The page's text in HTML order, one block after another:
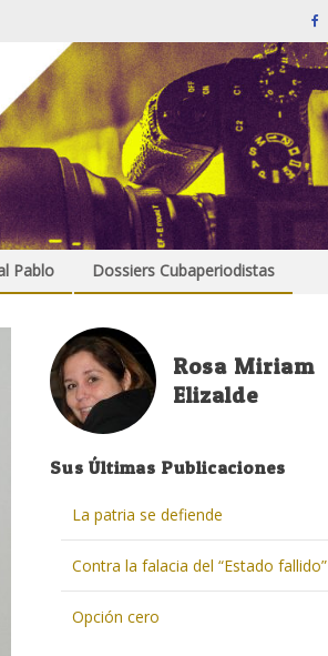
Pablo Dossiers Cubaperiodistas
Rosa Miriam
Elizalde
Sus Últimas Publicaciones
La patria se defiende
Contra la falacia del “Estado fallido”
Opción cero